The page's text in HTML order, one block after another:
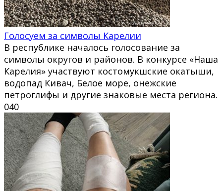
Голосуем за символы Карелии
В республике началось голосование за
символы округов и районов. В конкурсе «Наша
Карелия» участвуют костомукшские окатыши,
водопад Кивач, Белое море, онежские
петроглифы и другие знаковые места региона.
040